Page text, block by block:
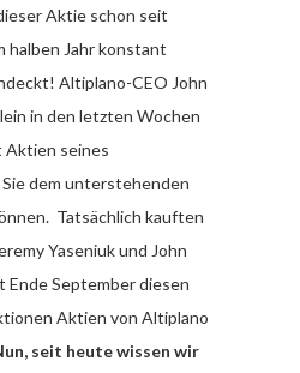
Aktie schon seit
halben Jahr konstant
Altiplano-CEO John
in den letzten Wochen
Aktien seines
dem unterstehenden
Tatsächlich kauften
Yaseniuk und John
Ende September diesen
Aktien von Altiplano
seit heute wissen wir